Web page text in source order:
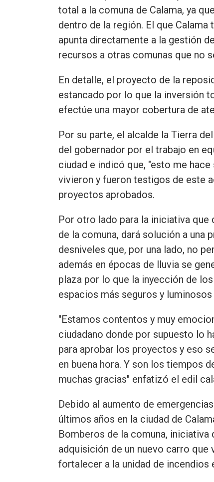
total a la comuna de Calama, ya
dentro de la región. El que
apunta directamente a la gestión
recursos a otras comunas que no
En detalle, el proyecto de la
estancado por lo que la inversión
efectúe una mayor cobertura de
Por su parte, el alcalde la Tierra
del gobernador por el trabajo en
ciudad e indicó que, "esto me
vivieron y fueron testigos de este
proyectos aprobados.
Por otro lado para la iniciativa
de la comuna, dará solución a una
desniveles que, por una lado, no
además en épocas de lluvia se
plaza por lo que la inyección de
espacios más seguros y
"Estamos contentos y muy
ciudadano donde por supuesto lo
para aprobar los proyectos y eso
en buena hora. Y son los tiempos
muchas gracias" enfatizó el edil
Debido al aumento de
últimos años en la ciudad de
Bomberos de la comuna,
adquisición de un nuevo carro que
fortalecer a la unidad de incendios